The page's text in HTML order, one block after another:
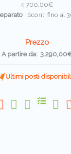
4.700,00€
| Sconti fino al
Prezzo
A partire da:
Ultimi posti